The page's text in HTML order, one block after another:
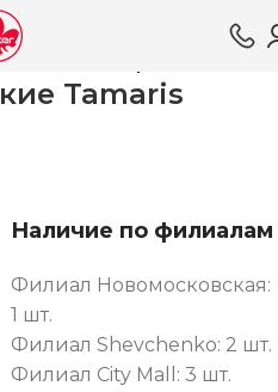
женщин
Tamaris
Наличие по филиалам
Филиал Новомосковская:
1 шт.
Филиал Shevchenko: 2 шт.
Филиал City Mall: 3 шт.